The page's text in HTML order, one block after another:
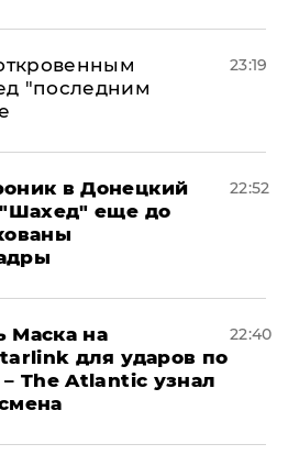
"последним
23:19
в Донецкий
"Шахед" еще до
22:52
Маска на
для ударов по
The Atlantic узнал
22:40